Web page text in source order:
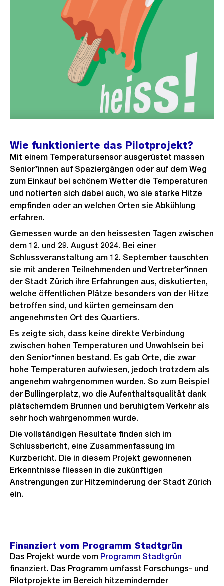
Wie funktionierte das Pilotprojekt?
Mit einem Temperatursensor ausgerüstet massen
Senior*innen auf Spaziergängen oder auf dem Weg
zum Einkauf bei schönem Wetter die Temperaturen
und notierten sich dabei auch, wo sie starke Hitze
empfinden oder an welchen Orten sie Abkühlung
erfahren.
Gemessen wurde an den heissesten Tagen zwischen
dem 12. und 29. August 2024. Bei einer
Schlussveranstaltung am 12. September tauschten
sie mit anderen Teilnehmenden und Vertreter*innen
der Stadt Zürich ihre Erfahrungen aus, diskutierten,
welche öffentlichen Plätze besonders von der Hitze
betroffen sind, und kürten gemeinsam den
angenehmsten Ort des Quartiers.
Es zeigte sich, dass keine direkte Verbindung
zwischen hohen Temperaturen und Unwohlsein bei
den Senior*innen bestand. Es gab Orte, die zwar
hohe Temperaturen aufwiesen, jedoch trotzdem als
angenehm wahrgenommen wurden. So zum Beispiel
der Bullingerplatz, wo die Aufenthaltsqualität dank
plätscherndem Brunnen und beruhigtem Verkehr als
sehr hoch wahrgenommen wurde.
Die vollständigen Resultate finden sich im
Schlussbericht, eine Zusammenfassung im
Kurzbericht. Die in diesem Projekt gewonnenen
Erkenntnisse fliessen in die zukünftigen
Anstrengungen zur Hitzeminderung der Stadt Zürich
ein.
Finanziert vom Programm Stadtgrün
Das Projekt wurde vom Programm Stadtgrün
finanziert. Das Programm umfasst Forschungs- und
Pilotprojekte im Bereich hitzemindernder